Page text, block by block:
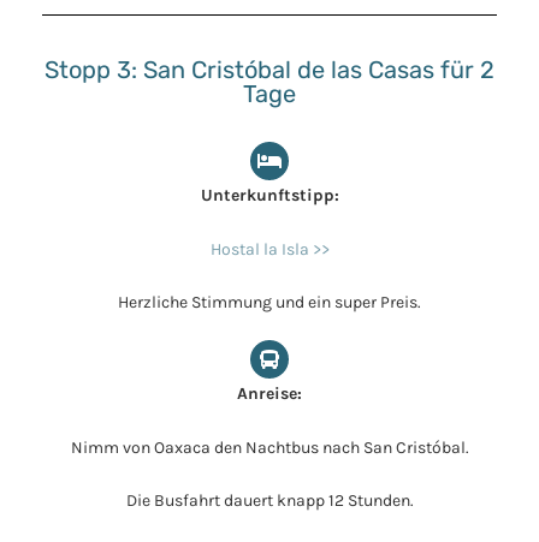
Stopp 3: San Cristóbal de las Casas für 2
Tage
Unterkunftstipp:
Hostal la Isla >>
Herzliche Stimmung und ein super Preis.
Anreise:
Nimm von Oaxaca den Nachtbus nach San Cristóbal.
Die Busfahrt dauert knapp 12 Stunden.